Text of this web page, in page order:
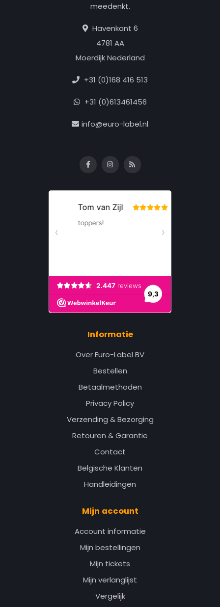
meedenkt.
Havenkant 6
4781 AA
Moerdijk Nederland
+31 (0)168 416 513
+31 (0)613461456
info@euro-label.nl
Informatie
Over Euro-Label BV
Bestellen
Betaalmethoden
Privacy Policy
Verzending & Bezorging
Retouren & Garantie
Contact
Belgische Klanten
Handleidingen
Mijn account
Account informatie
Mijn bestellingen
Mijn tickets
Mijn verlanglijst
Vergelijk